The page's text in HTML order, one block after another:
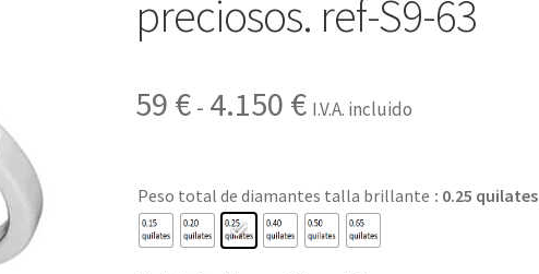
preciosos. ref-S9-63
59 € - 4.150 €Rango
desde
59 €
I.V.A. incluido
Peso total de diamantes talla brillante : 0.25 quilates